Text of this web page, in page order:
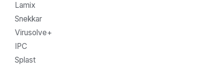
Lamix
Snekkar
Virusolve+
IPC
Splast